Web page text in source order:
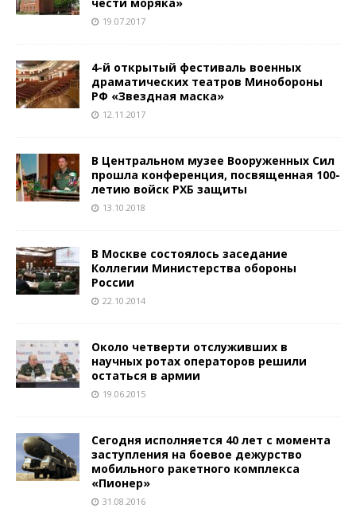
19.07.2017
4-й открытый фестиваль военных
драматических театров Минобороны
РФ «Звездная маска»
12.11.2017
В Центральном музее Вооруженных Сил
прошла конференция, посвященная 100-
летию войск РХБ защиты
13.10.2018
В Москве состоялось заседание
Коллегии Министерства обороны
России
22.10.2014
Около четверти отслуживших в
научных ротах операторов решили
остаться в армии
19.06.2015
Сегодня исполняется 40 лет с момента
заступления на боевое дежурство
мобильного ракетного комплекса
«Пионер»
31.08.2016